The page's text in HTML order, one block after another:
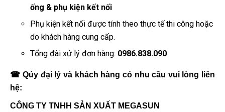
ống & phụ kiện kết nối
Phụ kiện kết nối được tính theo thực tế thi công hoặc
do khách hàng cung cấp.
Tổng đài xử lý đơn hàng: 0986.838.090
☎ Qúy đại lý và khách hàng có nhu cầu vui lòng liên
hệ:
CÔNG TY TNHH SẢN XUẤT MEGASUN